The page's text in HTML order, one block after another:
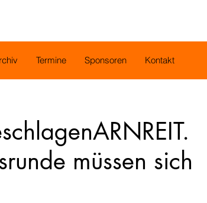
Termine Sponsoren Kontakt
müssen sich